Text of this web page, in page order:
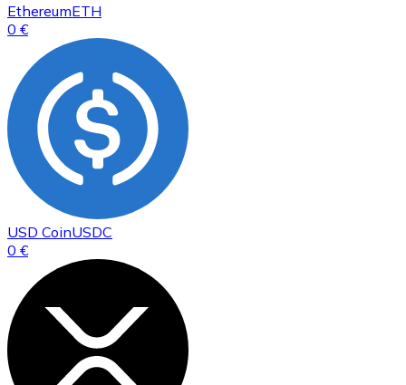
EthereumETH
0 €
USD CoinUSDC
0 €